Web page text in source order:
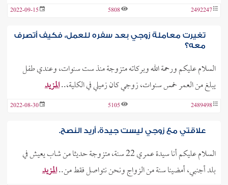
2492247
5808
2022-09-15
تغيرت معاملة زوجي بعد سفره للعمل، فكيف أتصرف
معه؟
السلام عليكم ورحمة الله وبركاته متزوجة منذ ست سنوات، وعندي طفل
يبلغ من العمر خمس سنوات، زوجي كان زميلي في الكلية،..المزيد
2489498
5105
2022-08-30
علاقتي مع زوجي ليست جيدة، أريد النصح.
السلام عليكم أنا سيدة عمري 22 سنة، متزوجة حديثا من شاب يعيش في
بلد أجنبي، أمضينا سنة من الزواج ونحن نتواصل فقط من..المزيد